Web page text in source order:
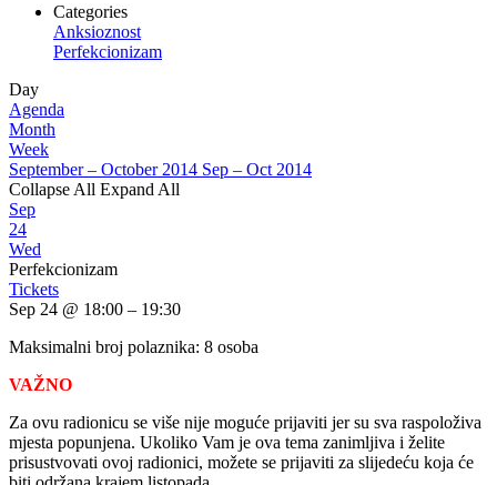
Categories
Anksioznost
Perfekcionizam
Day
Agenda
Month
Week
September – October 2014 Sep – Oct 2014
Collapse All Expand All
Sep
24
Wed
Perfekcionizam
Tickets
Sep 24 @ 18:00 – 19:30
Maksimalni broj polaznika: 8 osoba
VAŽNO
Za ovu radionicu se više nije moguće prijaviti jer su sva raspoloživa
mjesta popunjena. Ukoliko Vam je ova tema zanimljiva i želite
prisustvovati ovoj radionici, možete se prijaviti za slijedeću koja će